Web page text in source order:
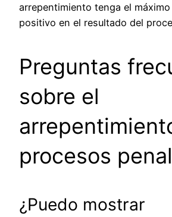
arrepentimiento tenga el
positivo en el resultado del
Preguntas
sobre el
procesos
¿Puedo mostrar